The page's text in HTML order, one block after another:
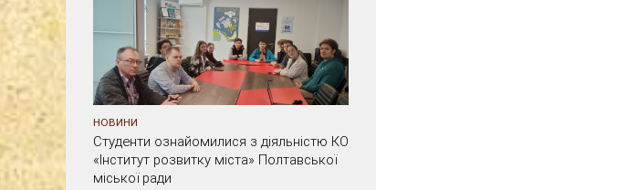
НОВИНИ
Студенти ознайомилися з діяльністю КО
«Інститут розвитку міста» Полтавської
міської ради